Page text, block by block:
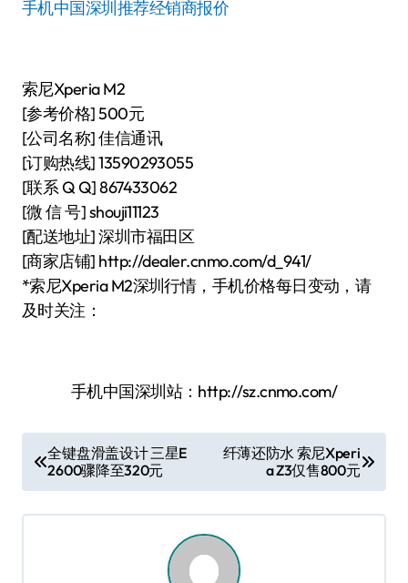
手机中国深圳推荐经销商报价
索尼Xperia M2
[参考价格] 500元
[公司名称] 佳信通讯
[订购热线] 13590293055
[联系 Q Q] 867433062
[微 信 号] shouji11123
[配送地址] 深圳市福田区
[商家店铺] http://dealer.cnmo.com/d_941/
*索尼Xperia M2深圳行情，手机价格每日变动，请
及时关注：
手机中国深圳站：http://sz.cnmo.com/
章
导
全键盘滑盖设计 三星E
2600骤降至320元
纤薄还防水 索尼Xperi
a Z3仅售800元